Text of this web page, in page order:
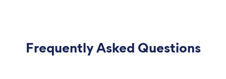
Frequently Asked Questions